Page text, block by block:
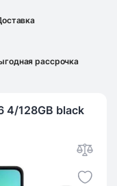
рассрочка
4/128GB black